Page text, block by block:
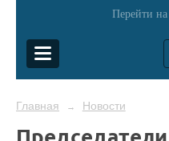
Перейти
Главная → Новости